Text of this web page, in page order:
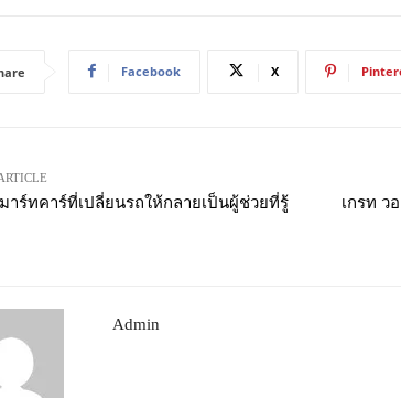
Facebook X
าร์ทคาร์ที่เปลี่ยนรถให้กลายเป็นผู้ช่วยที่รู้
เกรท ว
Admin